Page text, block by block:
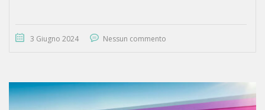
3 Giugno 2024 Nessun commento